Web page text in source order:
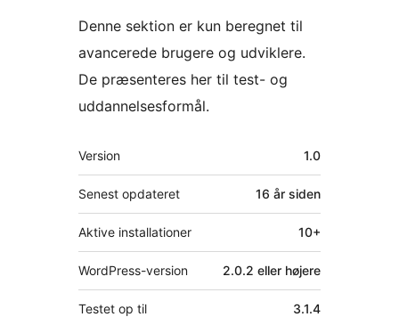
Denne sektion er kun beregnet til
avancerede brugere og udviklere.
De præsenteres her til test- og
uddannelsesformål.
Meta
Version 1.0
Senest opdateret 16 år siden
Aktive installationer 10+
WordPress-version 2.0.2 eller højere
Testet op til 3.1.4